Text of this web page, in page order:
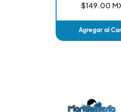
$149.00
Agregar al